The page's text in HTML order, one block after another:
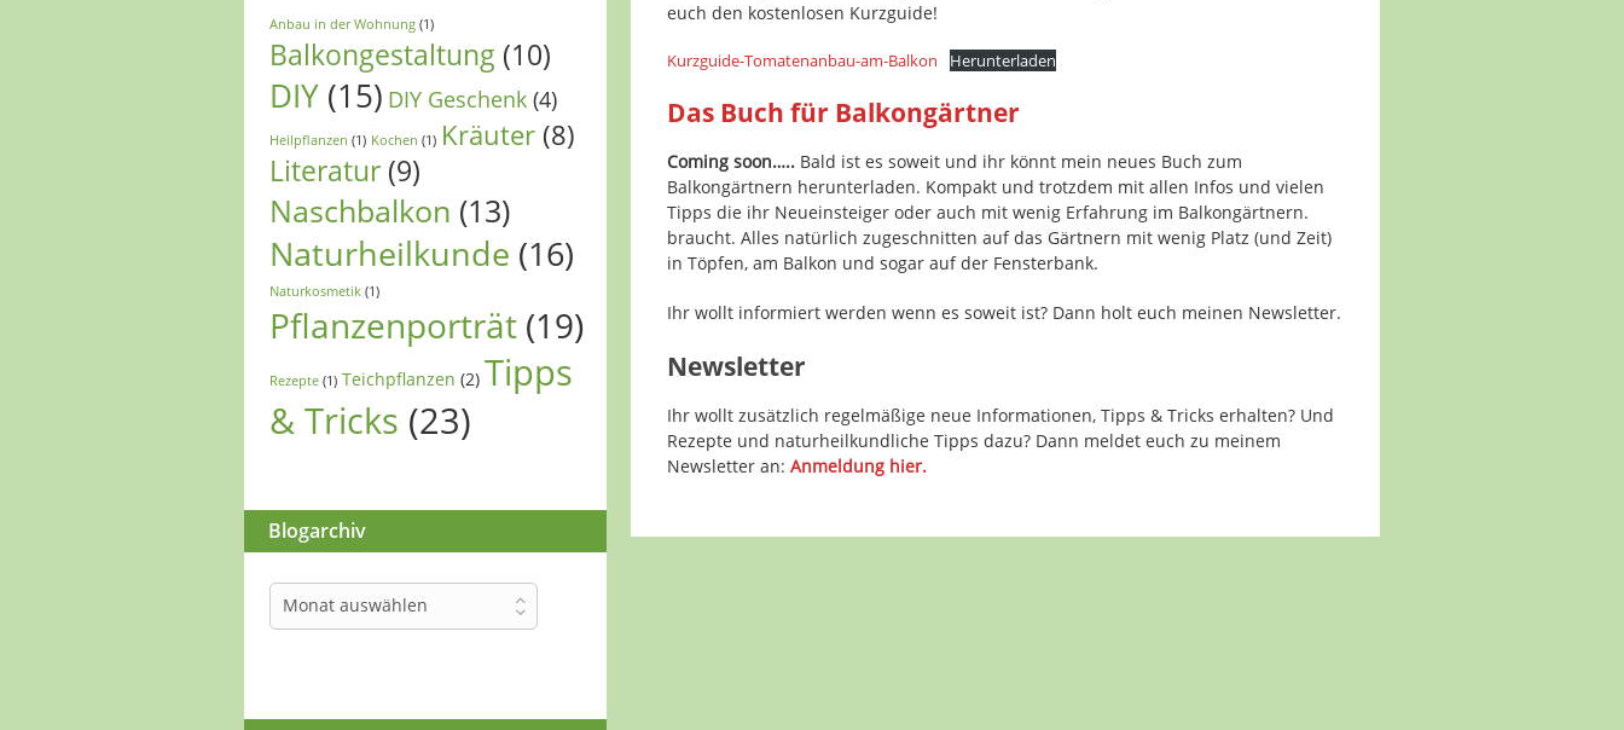
Anbau in der Wohnung (1)
Balkongestaltung (10)
DIY (15) DIY Geschenk (4)
Heilpflanzen (1) Kochen (1) Kräuter (8)
Literatur (9)
Naschbalkon (13)
Naturheilkunde (16)
Naturkosmetik (1)
Pflanzenporträt (19)
Rezepte (1) Teichpflanzen (2) Tipps
& Tricks (23)
Blogarchiv
Blogarchiv
Monat auswählen
euch den kostenlosen Kurzguide!
Kurzguide-Tomatenanbau-am-Balkon Herunterladen
Das Buch für Balkongärtner
Coming soon….. Bald ist es soweit und ihr könnt mein neues Buch zum
Balkongärtnern herunterladen. Kompakt und trotzdem mit allen Infos und vielen
Tipps die ihr Neueinsteiger oder auch mit wenig Erfahrung im Balkongärtnern.
braucht. Alles natürlich zugeschnitten auf das Gärtnern mit wenig Platz (und Zeit)
in Töpfen, am Balkon und sogar auf der Fensterbank.
Ihr wollt informiert werden wenn es soweit ist? Dann holt euch meinen Newsletter.
Newsletter
Ihr wollt zusätzlich regelmäßige neue Informationen, Tipps & Tricks erhalten? Und
Rezepte und naturheilkundliche Tipps dazu? Dann meldet euch zu meinem
Newsletter an: Anmeldung hier.